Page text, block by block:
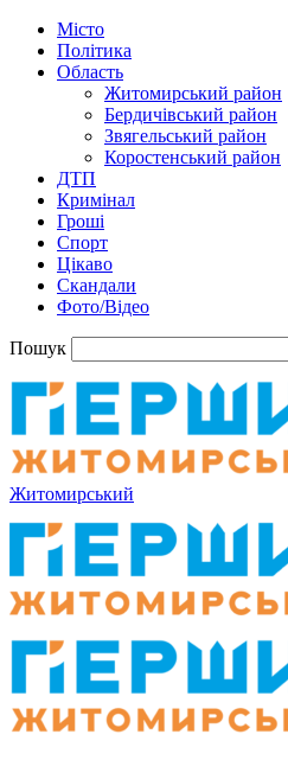
Місто
Політика
Область
Житомирський район
Бердичівський район
Звягельський район
Коростенський район
ДТП
Кримінал
Гроші
Спорт
Цікаво
Скандали
Фото/Відео
Пошук
Житомирський